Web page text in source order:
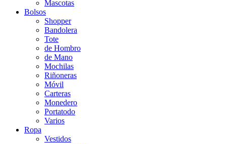
Mascotas
Bolsos
Shopper
Bandolera
Tote
de Hombro
de Mano
Mochilas
Riñoneras
Móvil
Carteras
Monedero
Portatodo
Varios
Ropa
Vestidos